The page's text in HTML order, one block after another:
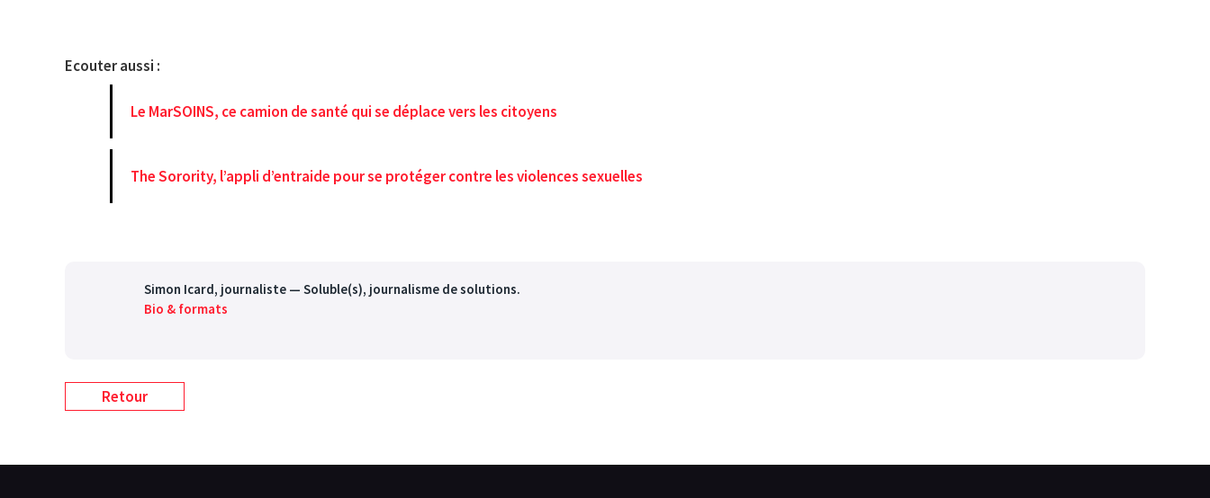
Ecouter aussi :
Le MarSOINS, ce camion de santé qui se déplace vers les citoyens
The Sorority, l’appli d’entraide pour se protéger contre les violences sexuelles
Simon Icard, journaliste — Soluble(s), journalisme de solutions.
Bio & formats
Retour